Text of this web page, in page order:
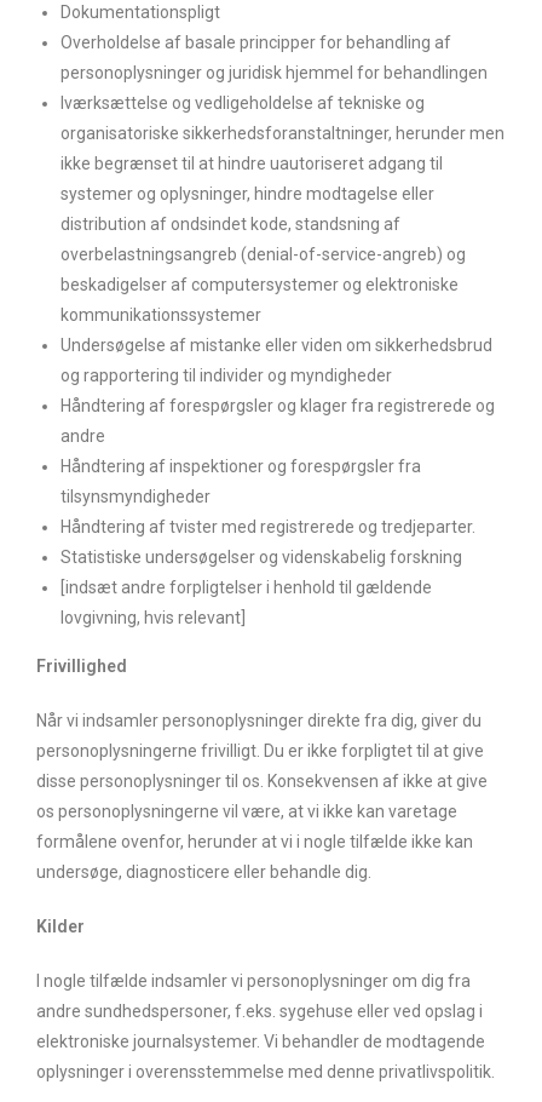
Dokumentationspligt
Overholdelse af basale principper for behandling af
personoplysninger og juridisk hjemmel for behandlingen
Iværksættelse og vedligeholdelse af tekniske og
organisatoriske sikkerhedsforanstaltninger, herunder men
ikke begrænset til at hindre uautoriseret adgang til
systemer og oplysninger, hindre modtagelse eller
distribution af ondsindet kode, standsning af
overbelastningsangreb (denial-of-service-angreb) og
beskadigelser af computersystemer og elektroniske
kommunikationssystemer
Undersøgelse af mistanke eller viden om sikkerhedsbrud
og rapportering til individer og myndigheder
Håndtering af forespørgsler og klager fra registrerede og
andre
Håndtering af inspektioner og forespørgsler fra
tilsynsmyndigheder
Håndtering af tvister med registrerede og tredjeparter.
Statistiske undersøgelser og videnskabelig forskning
[indsæt andre forpligtelser i henhold til gældende
lovgivning, hvis relevant]
Frivillighed
Når vi indsamler personoplysninger direkte fra dig, giver du
personoplysningerne frivilligt. Du er ikke forpligtet til at give
disse personoplysninger til os. Konsekvensen af ikke at give
os personoplysningerne vil være, at vi ikke kan varetage
formålene ovenfor, herunder at vi i nogle tilfælde ikke kan
undersøge, diagnosticere eller behandle dig.
Kilder
I nogle tilfælde indsamler vi personoplysninger om dig fra
andre sundhedspersoner, f.eks. sygehuse eller ved opslag i
elektroniske journalsystemer. Vi behandler de modtagende
oplysninger i overensstemmelse med denne privatlivspolitik.